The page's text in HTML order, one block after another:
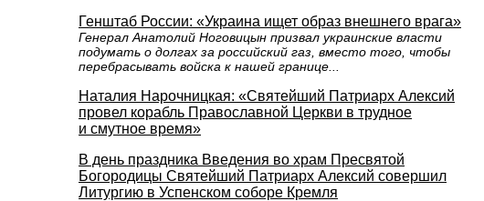
Генштаб России: «Украина ищет образ внешнего врага»
Генерал Анатолий Ноговицын призвал украинские власти
подумать о долгах за российский газ, вместо того, чтобы
перебрасывать войска к нашей границе...
Наталия Нарочницкая: «Святейший Патриарх Алексий
провел корабль Православной Церкви в трудное
и смутное время»
В день праздника Введения во храм Пресвятой
Богородицы Святейший Патриарх Алексий совершил
Литургию в Успенском соборе Кремля